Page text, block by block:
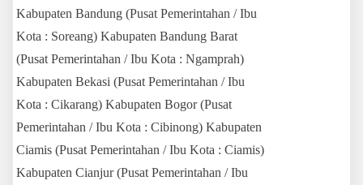
Kabupaten Bandung (Pusat Pemerintahan / Ibu
Kota : Soreang) Kabupaten Bandung Barat
(Pusat Pemerintahan / Ibu Kota : Ngamprah)
Kabupaten Bekasi (Pusat Pemerintahan / Ibu
Kota : Cikarang) Kabupaten Bogor (Pusat
Pemerintahan / Ibu Kota : Cibinong) Kabupaten
Ciamis (Pusat Pemerintahan / Ibu Kota : Ciamis)
Kabupaten Cianjur (Pusat Pemerintahan / Ibu